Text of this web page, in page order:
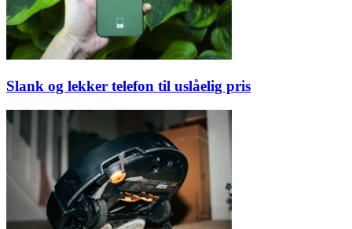
Slank og lekker telefon til uslåelig pris